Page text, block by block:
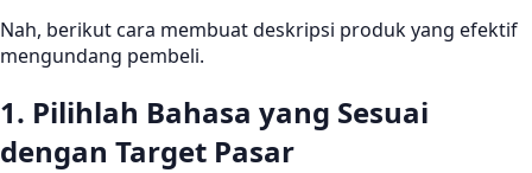
Nah, berikut cara membuat deskripsi produk yang efektif
mengundang pembeli.
1. Pilihlah Bahasa yang Sesuai
dengan Target Pasar